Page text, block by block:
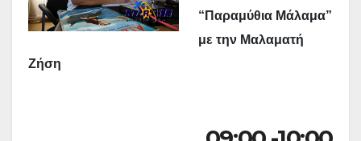
“Παραμύθια Μάλαμα”
με την Μαλαματή
Ζήση